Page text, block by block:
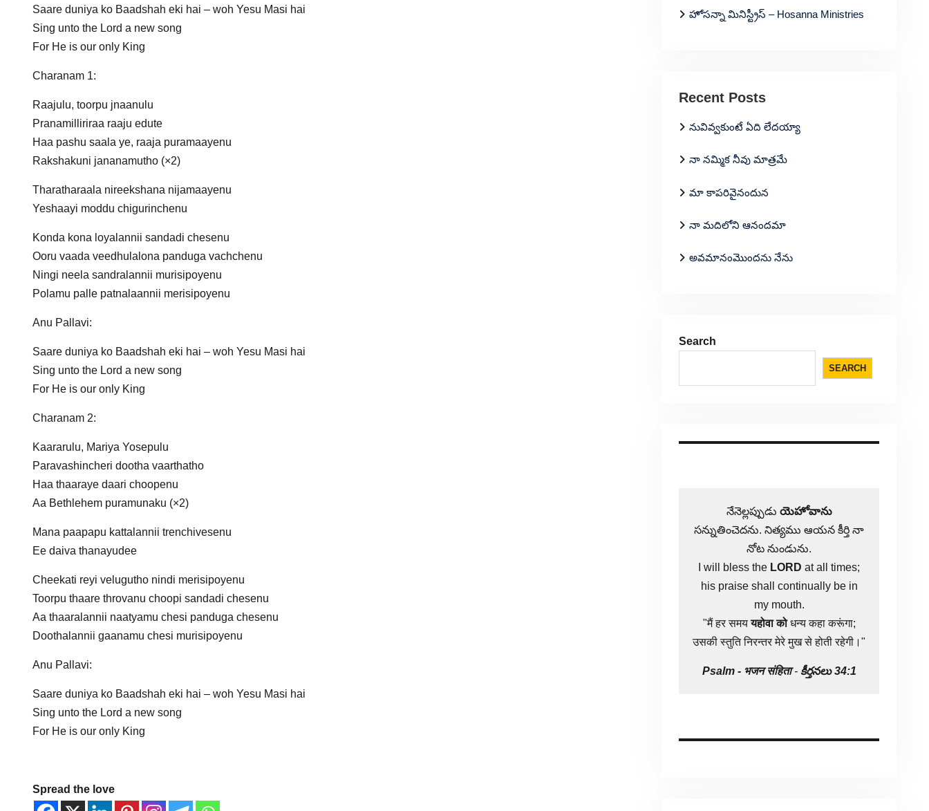
Saare duniya ko Baadshah eki hai – woh Yesu Masi hai
Sing unto the Lord a new song
For He is our only King
Charanam 1:
Raajulu, toorpu jnaanulu
Pranamilliriraa raaju edute
Haa pashu saala ye, raaja puramaayenu
Rakshakuni jananamutho (×2)
Tharatharaala nireekshana nijamaayenu
Yeshaayi moddu chigurinchenu
Konda kona loyalannii sandadi chesenu
Ooru vaada veedhulalona panduga vachchenu
Ningi neela sandralannii murisipoyenu
Polamu palle patnalaannii merisipoyenu
Anu Pallavi:
Saare duniya ko Baadshah eki hai – woh Yesu Masi hai
Sing unto the Lord a new song
For He is our only King
Charanam 2:
Kaararulu, Mariya Yosepulu
Paravashincheri dootha vaarthatho
Haa thaaraye daari choopenu
Aa Bethlehem puramunaku (×2)
Mana paapapu kattalannii trenchivesenu
Ee daiva thanayudee
Cheekati reyi velugutho nindi merisipoyenu
Toorpu thaare throvanu choopi sandadi chesenu
Aa thaaralannii naatyamu chesi panduga chesenu
Doothalannii gaanamu chesi murisipoyenu
Anu Pallavi:
Saare duniya ko Baadshah eki hai – woh Yesu Masi hai
Sing unto the Lord a new song
For He is our only King
Spread the love
హోసన్నా మినిస్ట్రీస్ – Hosanna Ministries
Recent Posts
నువివ్వకుంటే ఏది లేదయ్యా
నా నమ్మిక నీవు మాత్రమే
మా కాపరివైనందున
నా మదిలోని ఆనందమా
అవమానంమొందను నేను
Search
SEARCH
నేనెల్లప్పుడు యెహోవాను
సన్నుతించెదను. నిత్యము ఆయన కీర్తి నా
నోట నుండును.
I will bless the LORD at all times;
his praise shall continually be in
my mouth.
"मैं हर समययहोवा कोधन्य कहा करूंगा;
उसकी स्तुति निरन्तर मेरे मुख से होती रहेगी।"
Psalm - भजन संहिता- కీర్తనలు 34:1